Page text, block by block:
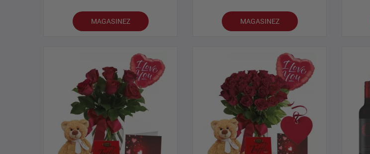
MAGASINEZ MAGASINEZ